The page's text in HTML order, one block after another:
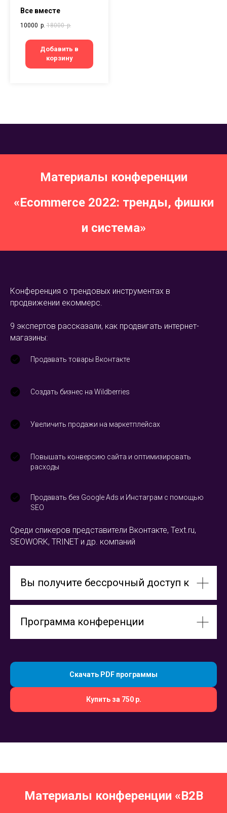
Все вместе
10000 р. 18000 р.
Добавить в
корзину
Материалы конференции
«Ecommerce 2022: тренды, фишки
и система»
Конференция о трендовых инструментах в
продвижении екоммерс.
9 экспертов рассказали, как продвигать интернет-
магазины:
Продавать товары Вконтакте
Создать бизнес на Wildberries
Увеличить продажи на маркетплейсах
Повышать конверсию сайта и оптимизировать
расходы
Продавать без Google Ads и Инстаграм с помощью
SEO
Среди спикеров представители Вконтакте, Text.ru,
SEOWORK, TRINET и др. компаний
Вы получите бессрочный доступ к
Программа конференции
Скачать PDF программы
Купить за 750 р.
Материалы конференции «В2В